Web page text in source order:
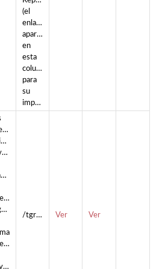
(el
enlace
aparece
en
esta
columna
para
su
impresión).
/tgr1/ Ver Ver